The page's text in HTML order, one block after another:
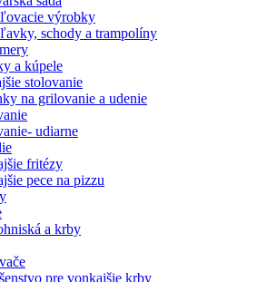
výrobky
schody a trampolíny
a kúpele
stolovanie
na grilovanie a udenie
udiarne
fritézy
pece na pizzu
a krby
pre vonkajšie krby